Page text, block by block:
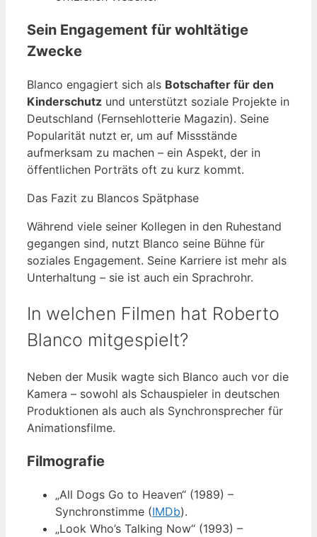
Sein Engagement für wohltätige
Zwecke
Blanco engagiert sich als Botschafter für den
Kinderschutz und unterstützt soziale Projekte in
Deutschland (Fernsehlotterie Magazin). Seine
Popularität nutzt er, um auf Missstände
aufmerksam zu machen – ein Aspekt, der in
öffentlichen Porträts oft zu kurz kommt.
Das Fazit zu Blancos Spätphase
Während viele seiner Kollegen in den Ruhestand
gegangen sind, nutzt Blanco seine Bühne für
soziales Engagement. Seine Karriere ist mehr als
Unterhaltung – sie ist auch ein Sprachrohr.
In welchen Filmen hat Roberto
Blanco mitgespielt?
Neben der Musik wagte sich Blanco auch vor die
Kamera – sowohl als Schauspieler in deutschen
Produktionen als auch als Synchronsprecher für
Animationsfilme.
Filmografie
„All Dogs Go to Heaven“ (1989) –
Synchronstimme (IMDb).
„Look Who’s Talking Now“ (1993) –